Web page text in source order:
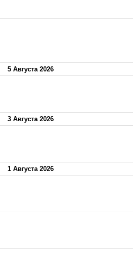
5 Августа 2026
3 Августа 2026
1 Августа 2026